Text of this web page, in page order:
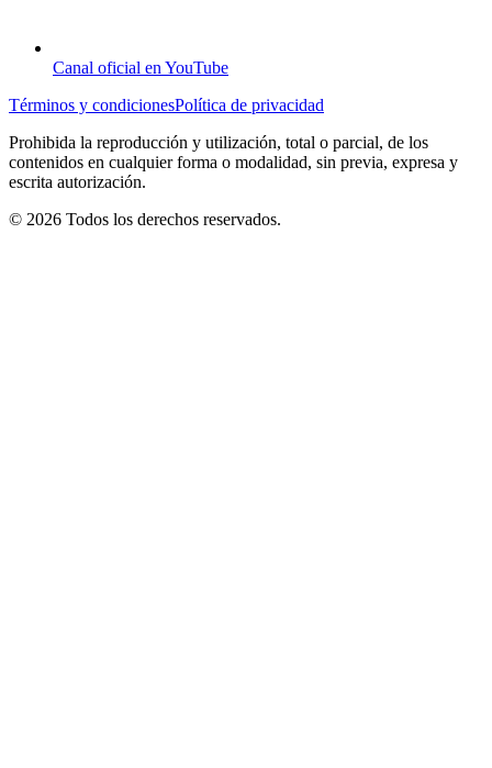
Canal oficial en YouTube
Términos y condicionesPolítica de privacidad
Prohibida la reproducción y utilización, total o parcial, de los
contenidos en cualquier forma o modalidad, sin previa, expresa y
escrita autorización.
© 2026 Todos los derechos reservados.